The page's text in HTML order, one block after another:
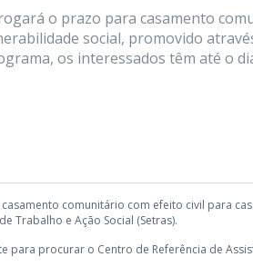
o prazo para casamento
social, promovido
os interessados têm até o
comunitário com efeito civil para
Trabalho e Ação Social (Setras).
procurar o Centro de Referência de